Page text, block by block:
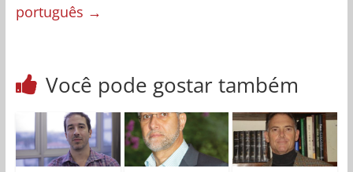
português →
Você pode gostar também